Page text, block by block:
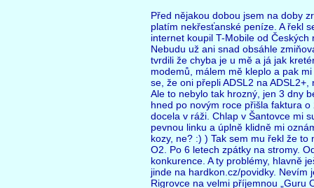
Před nějakou dobou jsem na doby
platím nekřesťanské peníze. A řekl
internet koupil T-Mobile od
Nebudu už ani snad obsáhle
tvrdili že chyba je u mě a já jak
modemů, málem mě kleplo a pak
se, že oni přepli ADSL2 na
Ale to nebylo tak hrozný, jen 3 dny
hned po novým roce přišla faktura
docela v ráži. Chlap v Šantovce mi
pevnou linku a úplně klidně mi
kozy, ne? :) ) Tak sem mu řekl že
O2. Po 6 letech zpátky na stromy.
konkurence. A ty problémy, hlavně
jinde na hardkon.cz/povidky. Nevím
Rigrovce na velmi příjemnou „Guru